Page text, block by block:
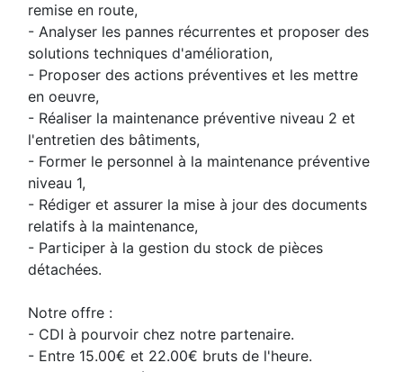
remise en route,
- Analyser les pannes récurrentes et proposer des
solutions techniques d'amélioration,
- Proposer des actions préventives et les mettre
en oeuvre,
- Réaliser la maintenance préventive niveau 2 et
l'entretien des bâtiments,
- Former le personnel à la maintenance préventive
niveau 1,
- Rédiger et assurer la mise à jour des documents
relatifs à la maintenance,
- Participer à la gestion du stock de pièces
détachées.
Notre offre :
- CDI à pourvoir chez notre partenaire.
- Entre 15.00€ et 22.00€ bruts de l'heure.